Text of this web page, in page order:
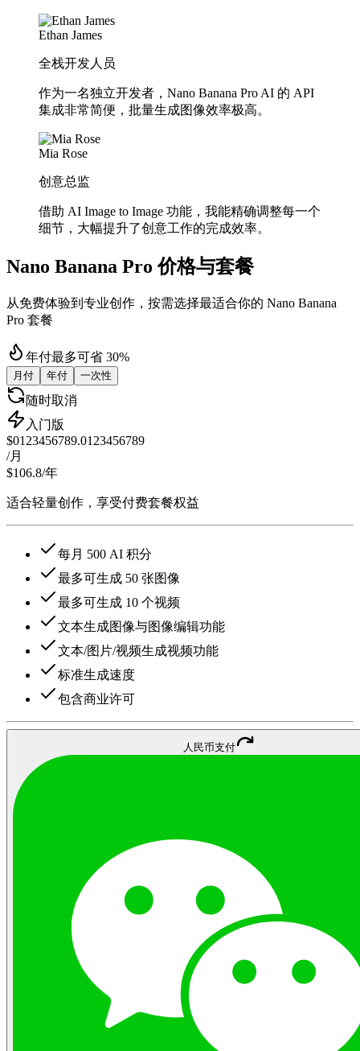
Ethan James
全栈开发人员
作为一名独立开发者，Nano Banana Pro AI 的 API
集成非常简便，批量生成图像效率极高。
Mia Rose
创意总监
借助 AI Image to Image 功能，我能精确调整每一个
细节，大幅提升了创意工作的完成效率。
Nano Banana Pro 价格与套餐
从免费体验到专业创作，按需选择最适合你的 Nano Banana
Pro 套餐
年付最多可省 30%
月付 年付 一次性
随时取消
入门版
$01 23456789.01 23456789
/月
$106.8/年
适合轻量创作，享受付费套餐权益
每月 500 AI 积分
最多可生成 50 张图像
最多可生成 10 个视频
文本生成图像与图像编辑功能
文本/图片/视频生成视频功能
标准生成速度
包含商业许可
人民币支付